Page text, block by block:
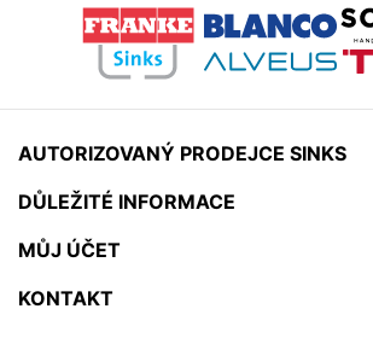
AUTORIZOVANÝ PRODEJCE SINKS
DŮLEŽITÉ INFORMACE
MŮJ ÚČET
KONTAKT